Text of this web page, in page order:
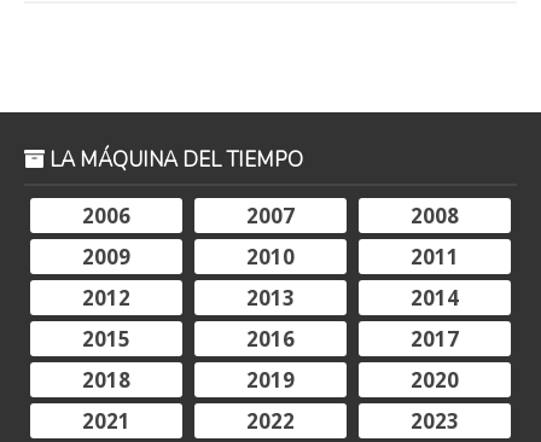
LA MÁQUINA DEL TIEMPO
2006
2007
2008
2009
2010
2011
2012
2013
2014
2015
2016
2017
2018
2019
2020
2021
2022
2023